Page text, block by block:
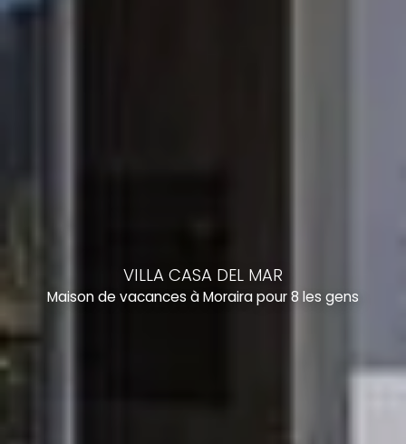
VILLA CASA DEL MAR
Maison de vacances à Moraira pour 8 les gens